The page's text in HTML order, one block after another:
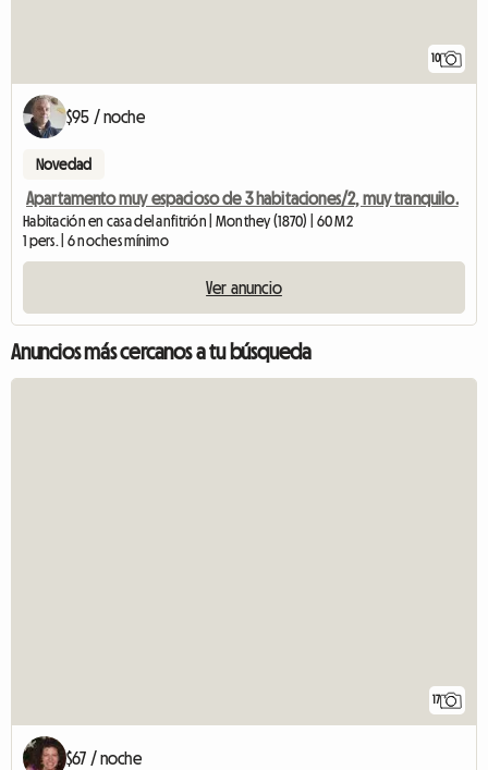
10
$95 / noche
Novedad
Apartamento muy espacioso de 3 habitaciones/2, muy tranquilo.
Habitación en casa del anfitrión | Monthey (1870) | 60 M2
1 pers. | 6 noches mínimo
Ver anuncio
Anuncios más cercanos a tu búsqueda
17
$67 / noche